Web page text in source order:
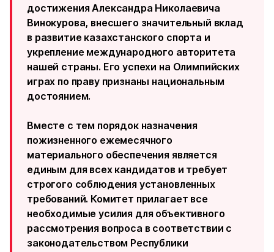
достижения Александра Николаевича
Винокурова, внесшего значительный вклад
в развитие казахстанского спорта и
укрепление международного авторитета
нашей страны. Его успехи на Олимпийских
играх по праву признаны национальным
достоянием.
Вместе с тем порядок назначения
пожизненного ежемесячного
материального обеспечения является
единым для всех кандидатов и требует
строгого соблюдения установленных
требований. Комитет прилагает все
необходимые усилия для объективного
рассмотрения вопроса в соответствии с
законодательством Республики